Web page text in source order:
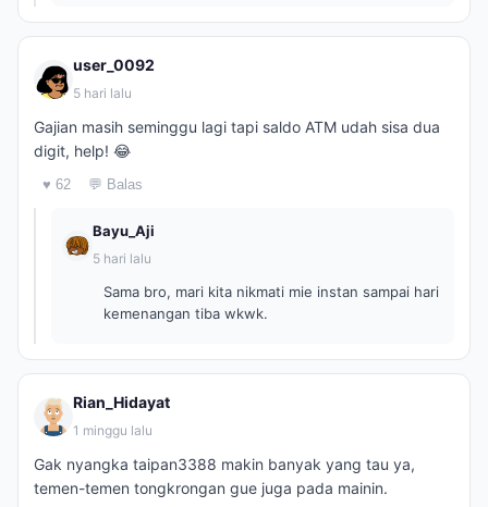
user_0092
5 hari lalu
Gajian masih seminggu lagi tapi saldo ATM udah sisa dua
digit, help! 😂
♥ 62 💬 Balas
Bayu_Aji
5 hari lalu
Sama bro, mari kita nikmati mie instan sampai hari
kemenangan tiba wkwk.
Rian_Hidayat
1 minggu lalu
Gak nyangka taipan3388 makin banyak yang tau ya,
temen-temen tongkrongan gue juga pada mainin.